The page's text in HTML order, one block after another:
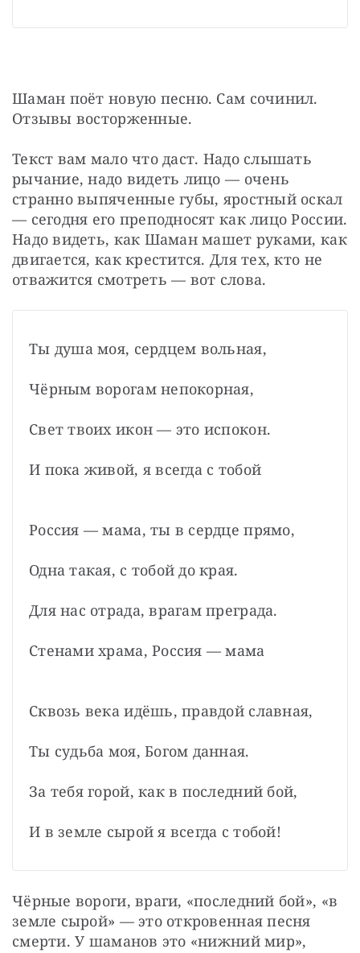
Шаман поёт новую песню. Сам сочинил.
Отзывы восторженные.
Текст вам мало что даст. Надо слышать
рычание, надо видеть лицо — очень
странно выпяченные губы, яростный оскал
— сегодня его преподносят как лицо России.
Надо видеть, как Шаман машет руками, как
двигается, как крестится. Для тех, кто не
отважится смотреть — вот слова.
Ты душа моя, сердцем вольная,
Чёрным ворогам непокорная,
Свет твоих икон — это испокон.
И пока живой, я всегда с тобой
Россия — мама, ты в сердце прямо,
Одна такая, с тобой до края.
Для нас отрада, врагам преграда.
Стенами храма, Россия — мама
Сквозь века идёшь, правдой славная,
Ты судьба моя, Богом данная.
За тебя горой, как в последний бой,
И в земле сырой я всегда с тобой!
Чёрные вороги, враги, «последний бой», «в
земле сырой» — это откровенная песня
смерти. У шаманов это «нижний мир»,